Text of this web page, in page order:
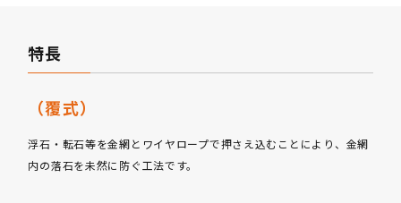
特長
（覆式）
浮石・転石等を金網とワイヤロープで押さえ込むことにより、金網
内の落石を未然に防ぐ工法です。